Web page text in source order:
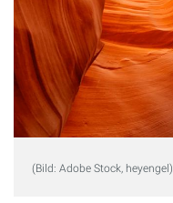
(Bild: Adobe Stock, heyengel)